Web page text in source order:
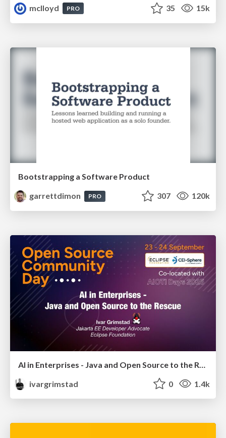
mclloyd
PRO 35 15k
Bootstrapping a Software Product
garrettdimon
PRO 307 120k
ivargrimstad
0 1.4k